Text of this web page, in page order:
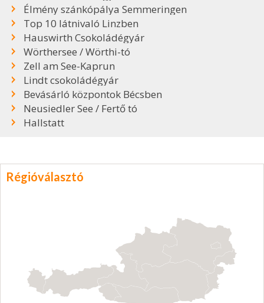
Élmény szánkópálya Semmeringen
Top 10 látnivaló Linzben
Hauswirth Csokoládégyár
Wörthersee / Wörthi-tó
Zell am See-Kaprun
Lindt csokoládégyár
Bevásárló központok Bécsben
Neusiedler See / Fertő tó
Hallstatt
Régióválasztó